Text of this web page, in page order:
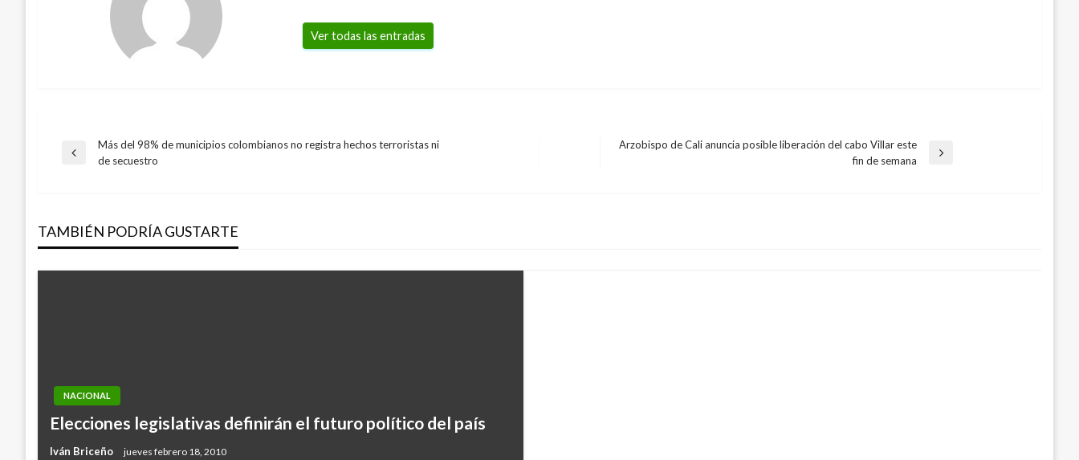
Ver todas las entradas
Navegación
entradas
Entrada
Más del 98% de municipios colombianos no registra hechos terroristas ni
de secuestro
Arzobispo de Cali anuncia posible liberación del cabo Villar este
fin de semana
TAMBIÉN PODRÍA GUSTARTE
NACIONAL
Elecciones legislativas definirán el futuro político del país
Iván Briceño jueves febrero 18, 2010